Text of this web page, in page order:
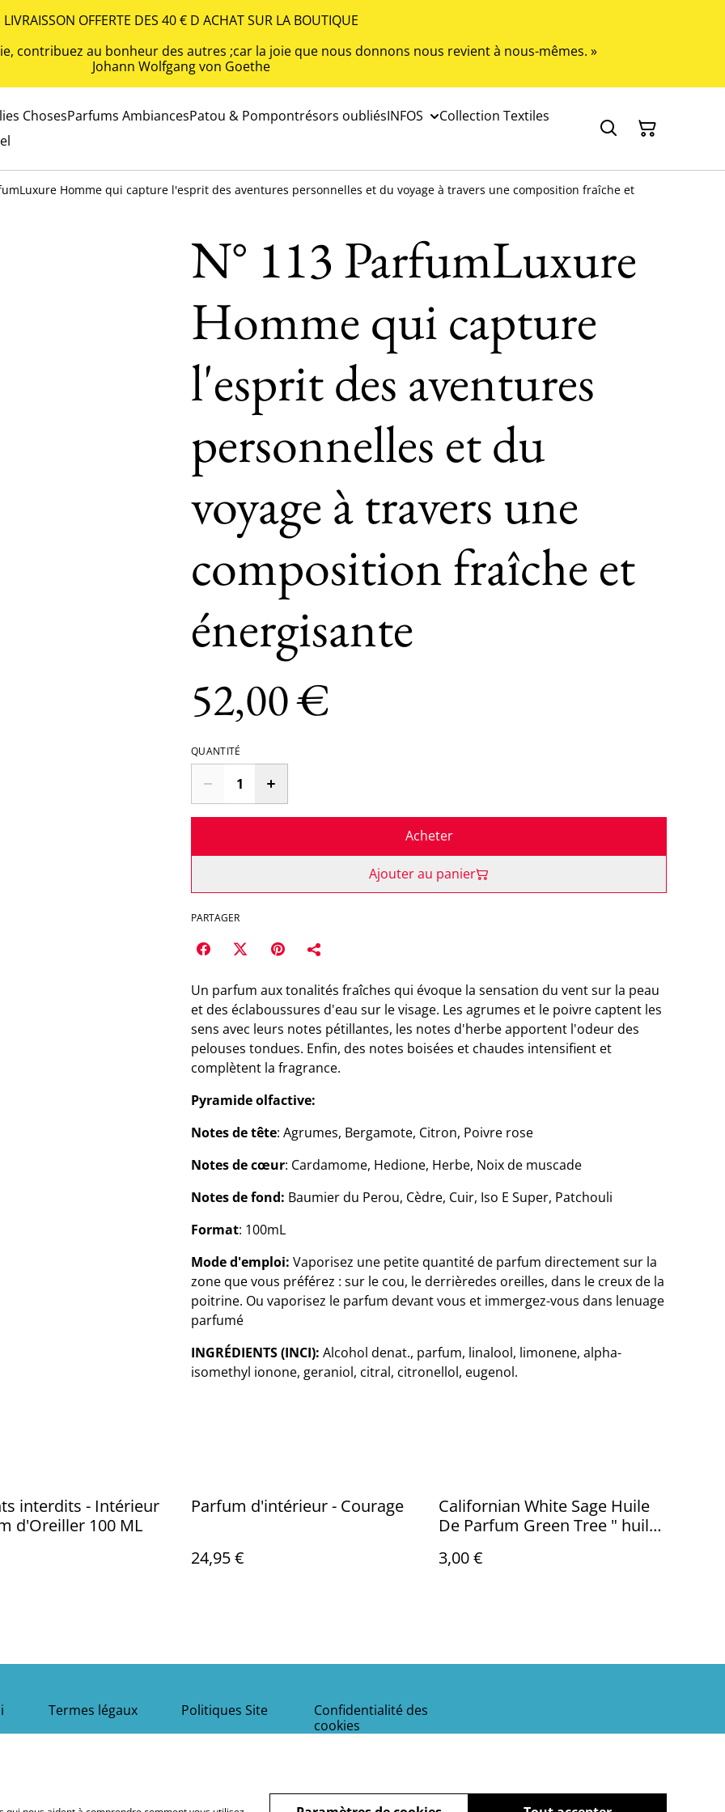
LIVRAISSON OFFERTE DES 40 € D ACHAT SUR LA BOUTIQUE
contribuez au bonheur des autres ;car la joie que nous donnons nous revient à nous-mêmes. »
Johann Wolfgang von Goethe
ChosesParfums AmbiancesPatou & Pompontrésors oubliésINFOS
Collection Textiles
Homme qui capture l'esprit des aventures personnelles et du voyage à travers une composition fraîche et
N° 113 ParfumLuxure
Homme qui capture
l'esprit des aventures
personnelles et du
voyage à travers une
composition fraîche et
énergisante
52,00 €
QUANTITÉ
Acheter
Ajouter au panier
PARTAGER
Un parfum aux tonalités fraîches qui évoque la sensation du vent sur la peau
et des éclaboussures d'eau sur le visage. Les agrumes et le poivre captent les
sens avec leurs notes pétillantes, les notes d'herbe apportent l'odeur des
pelouses tondues. Enfin, des notes boisées et chaudes intensifient et
complètent la fragrance.
Pyramide olfactive:
Notes de tête: Agrumes, Bergamote, Citron, Poivre rose
Notes de cœur: Cardamome, Hedione, Herbe, Noix de muscade
Notes de fond: Baumier du Perou, Cèdre, Cuir, Iso E Super, Patchouli
Format: 100mL
Mode d'emploi: Vaporisez une petite quantité de parfum directement sur la
zone que vous préférez : sur le cou, le derrièredes oreilles, dans le creux de la
poitrine. Ou vaporisez le parfum devant vous et immergez-vous dans lenuage
parfumé
INGRÉDIENTS (INCI): Alcohol denat., parfum, linalool, limonene, alpha-
isomethyl ionone, geraniol, citral, citronellol, eugenol.
interdits - Intérieur
d'Oreiller 100 ML
Parfum d'intérieur - Courage
24,95 €
Californian White Sage Huile
De Parfum Green Tree " huile
3,00 €
Termes légaux Politiques Site
Confidentialité des
cookies